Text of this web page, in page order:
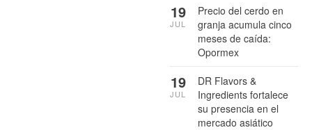
Precio del cerdo en
granja acumula cinco
meses de caída:
Opormex
19
JUL
DR Flavors &
Ingredients fortalece
su presencia en el
mercado asiático
19
JUL